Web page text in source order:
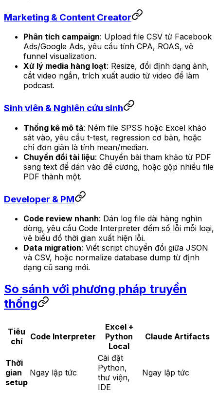
Marketing & Content Creator
Phân tích campaign: Upload file CSV từ Facebook
Ads/Google Ads, yêu cầu tính CPA, ROAS, vẽ
funnel visualization.
Xử lý media hàng loạt: Resize, đổi định dạng ảnh,
cắt video ngắn, trích xuất audio từ video để làm
podcast.
Sinh viên & Nghiên cứu sinh
Thống kê mô tả: Ném file SPSS hoặc Excel khảo
sát vào, yêu cầu t-test, regression cơ bản, hoặc
chỉ đơn giản là tính mean/median.
Chuyển đổi tài liệu: Chuyển bài tham khảo từ PDF
sang text để dán vào đề cương, hoặc gộp nhiều file
PDF thành một.
Developer & PM
Code review nhanh: Dán log file dài hàng nghìn
dòng, yêu cầu Code Interpreter đếm số lỗi mỗi loại,
vẽ biểu đồ thời gian xuất hiện lỗi.
Data migration: Viết script chuyển đổi giữa JSON
và CSV, hoặc normalize database dump từ định
dạng cũ sang mới.
So sánh với phương pháp truyền
thống
Tiêu
chí
Code Interpreter
Excel +
Python
Local
Claude Artifacts
Thời
gian
setup
Ngay lập tức
Cài đặt
Python,
thư viện,
IDE
Ngay lập tức